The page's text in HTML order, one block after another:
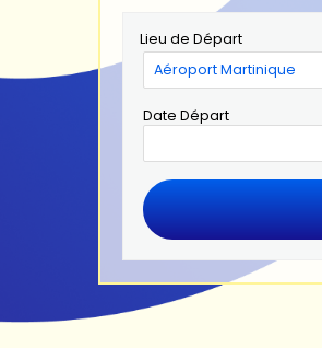
Lieu de Départ
Date Départ